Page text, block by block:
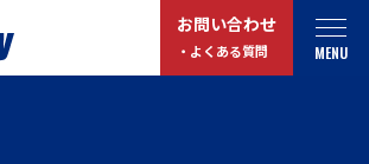
MENU
お問い合わせ
・よくある質問